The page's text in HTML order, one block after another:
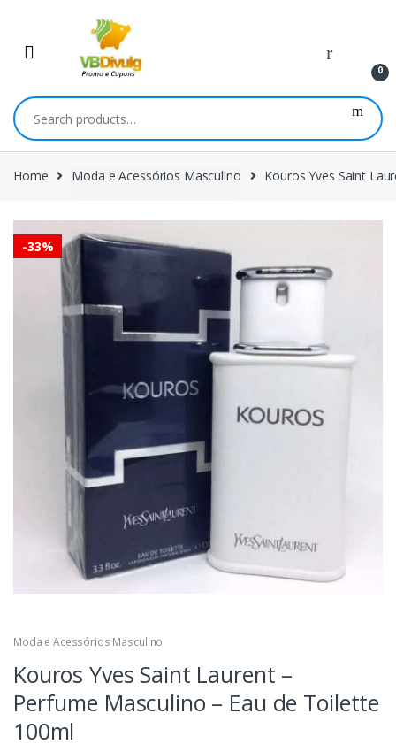
navigation
content
0
Search
for:
Home Moda e Acessórios Masculino Kouros Yves Saint
-33%
Moda e Acessórios Masculino
Kouros Yves Saint Laurent –
Perfume Masculino – Eau de Toilette
100ml